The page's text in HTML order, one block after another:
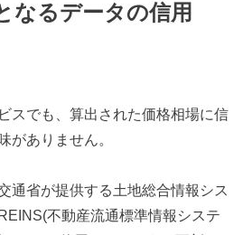
なるデータの信用
スでも、算出された価格相場に信
がありません。
通省が提供する土地総合情報シス
不動産流通標準情報システ